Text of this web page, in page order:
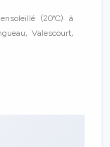
(20°C) à
Valescourt,